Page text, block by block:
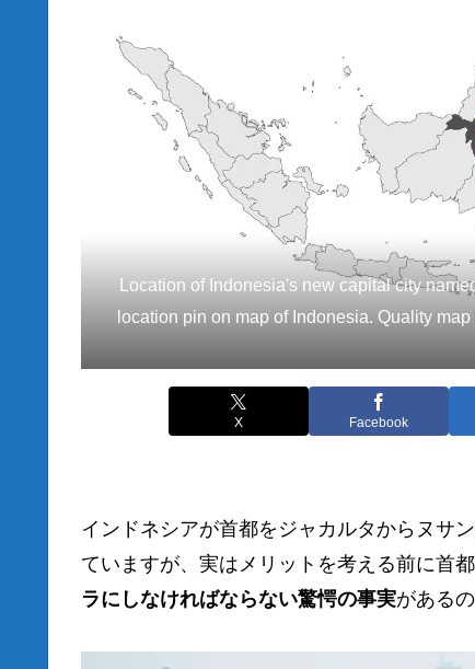
Location of Indonesia's new capital city
location pin on map of Indonesia. Quality
X Facebook
インドネシアが首都をジャカルタからヌサ
ていますが、実はメリットを考える前に首
ラにしなければならない驚愕の事実があるの